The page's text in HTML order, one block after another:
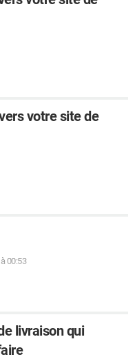
votre site de
00:53
livraison qui